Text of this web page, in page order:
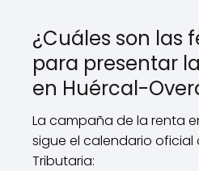
¿Cuáles son las
para presentar
en Huércal-
La campaña de la renta
sigue el calendario oficial
Tributaria: